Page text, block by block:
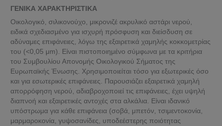
ΓΕΝΙΚΑ ΧΑΡΑΚΤΗΡΙΣΤΙΚΑ
Οικολογικό, σιλικονούχο, μικρονιζέ ακρυλικό αστάρι νερού,
ειδικά σχεδιασμένο για ισχυρή πρόσφυση και διείσδυση σε
αδύναμες επιφάνειες, λόγω της εξαιρετικά χαμηλής κοκκομετρίας
του (<0,05 μm). Είναι πιστοποιημένο σύμφωνα με τα κριτήρια
του Συμβουλίου Απονομής Οικολογικού Σήματος της
Ευρωπαϊκής Ένωσης. Χρησιμοποιείται τόσο για εξωτερικές όσο
και για εσωτερικές επιφάνειες. Παρουσιάζει εξαιρετικά χαμηλή
απορρόφηση νερού, αδιαβροχοποιεί τις επιφάνειες, έχει υψηλή
διαπνοή και εξαιρετικές αντοχές στα αλκάλια. Είναι ιδανικό
υπόστρωμα για κάθε επιφάνεια (σοβά, μπετόν, τσιμεντοκονία,
μαρμαροκονία, γυψοσανίδες, υποδεέστερης ποιότητας